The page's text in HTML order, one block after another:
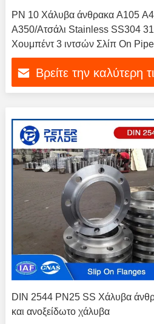
PN 10 Χάλυβα άνθρακα A105
A350/Ατσάλι Stainless SS304
Χουμπέντ 3 ιντσών Σλίπ On Pipe
Flange EN1092-01 Τύπος 12
Βρείτε την καλύτερη
DIN 2544 PN25 SS Χάλυβα
και ανοξείδωτο χάλυβα